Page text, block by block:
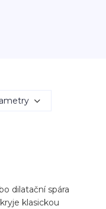
dilatační spára
klasickou